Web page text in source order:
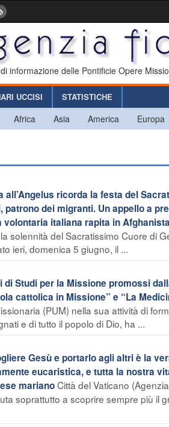
informazione delle Pontificie Opere
UCCISI STATISTICHE
Africa Asia America Europa
all’Angelus ricorda la festa del
patrono dei migranti. Un appello a
volontaria italiana rapita in
solennità del Sacratissimo Cuore di
ieri, domenica 5 giugno, il ...
di Studi per la Missione promossi
cattolica in Missione” e “La
(PUM) nella sua attività di
e di tutto il popolo di Dio, ha ...
Gesù e portarlo agli altri è la
eucaristica, e tutta la nostra
marianoCittà del Vaticano
soprattutto a scoprire sempre più il